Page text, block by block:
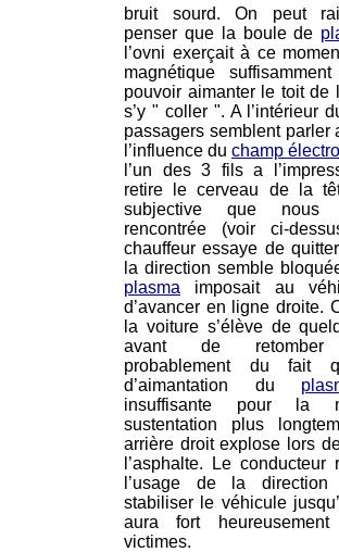
bruit sourd. On peut
penser que la boule de
l’ovni exerçait à ce
magnétique
pouvoir aimanter le toit de
s’y " coller ". A l’intérieur
passagers semblent parler
l’influence du champ
l’un des 3 fils a
retire le cerveau de la
subjective que nous
rencontrée (voir ci-
chauffeur essaye de
la direction semble
plasma imposait au
d’avancer en ligne droite.
la voiture s’élève de
avant de retomber
probablement du fait
d’aimantation du
insuffisante pour la
sustentation plus
arrière droit explose lors
l’asphalte. Le conducteur
l’usage de la
stabiliser le véhicule
aura fort
victimes.